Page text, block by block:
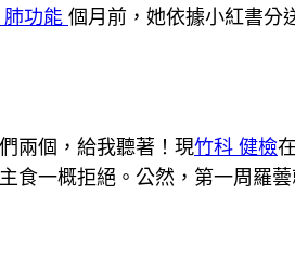
功能 個月前，她依據小紅書分
兩個，給我聽著！現竹科 健檢
食一概拒絕。公然，第一周羅